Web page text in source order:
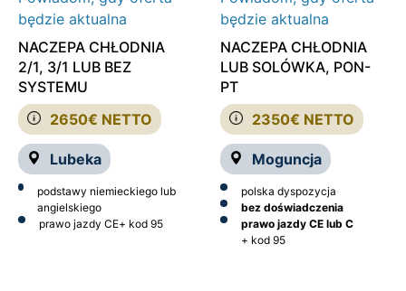
będzie aktualna
2650€ NETTO
Lubeka
NACZEPA CHŁODNIA
2/1, 3/1 LUB BEZ
SYSTEMU
podstawy niemieckiego lub
angielskiego
prawo jazdy CE+ kod 95
będzie aktualna
2350€ NETTO
Moguncja
NACZEPA CHŁODNIA
LUB SOLÓWKA, PON-
PT
polska dyspozycja
bez doświadczenia
prawo jazdy CE lub C
+ kod 95